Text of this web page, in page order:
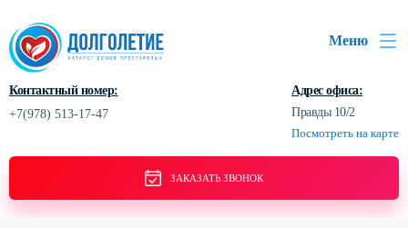
Адрес офиса:
Правды 10/2
Посмотреть на карте
Контактный номер:
+7(978) 513-17-47
Меню
ЗАКАЗАТЬ ЗВОНОК